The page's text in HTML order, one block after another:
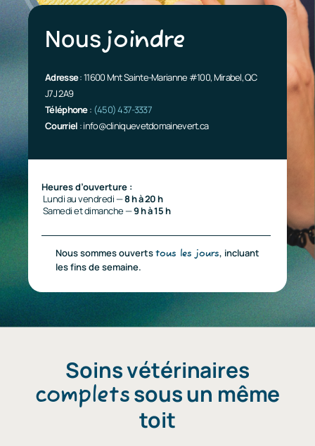
Nous joindre
Adresse: 11600 Mnt Sainte-Marianne #100, Mirabel, QC
J7J 2A9
Téléphone: (450) 437-3337
Courriel :info@cliniquevetdomainevert.ca
Heures d’ouverture :
Lundi au vendredi —8 h à 20 h
Samedi et dimanche —9 h à 15 h
Nous sommes ouvertstous les jours, incluant
les fins de semaine.
Soins vétérinaires
completssous un même
toit